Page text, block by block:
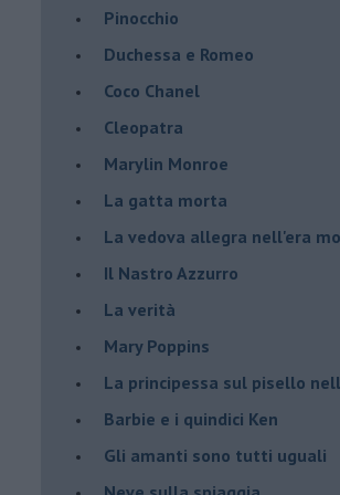
Pinocchio
Duchessa e Romeo
Coco Chanel
Cleopatra
Marylin Monroe
La gatta morta
La vedova allegra nell'era
​Il Nastro Azzurro
La verità
Mary Poppins
La principessa sul pisello
Barbie e i quindici Ken
Gli amanti sono tutti uguali